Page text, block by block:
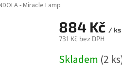
- Miracle Lamp
884 Kč / ks
731 Kč bez DPH
cena:
Skladem (2